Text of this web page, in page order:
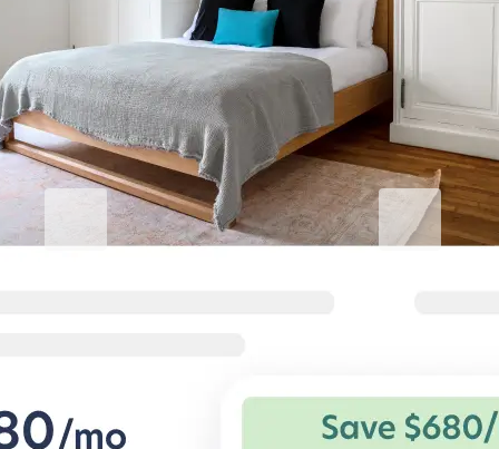
Eleve su estancia corporativa
Condiciones flexibles y hogares
cómodos para viajeros corporativos.
especiales para